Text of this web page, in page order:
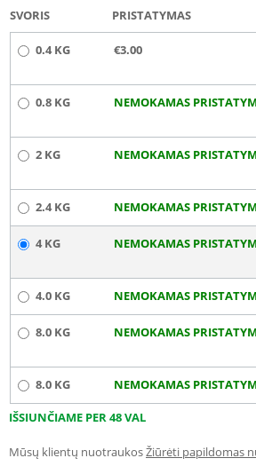
SVORIS PRISTATYMAS
0.4 KG €3.00
0.8 KG NEMOKAMAS
2 KG NEMOKAMAS
2.4 KG NEMOKAMAS
4 KG NEMOKAMAS
4.0 KG NEMOKAMAS
8.0 KG NEMOKAMAS
8.0 KG NEMOKAMAS
IŠSIUNČIAME PER 48 VAL
Mūsų klientų nuotraukosŽiūrėti papildomas